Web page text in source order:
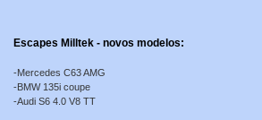
Escapes Milltek - novos modelos:
-Mercedes C63 AMG
-BMW 135i coupe
-Audi S6 4.0 V8 TT